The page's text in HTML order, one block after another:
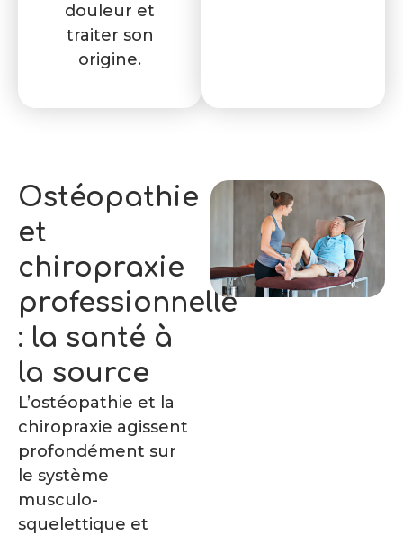
douleur et
traiter son
origine.
Ostéopathie
et
chiropraxie
professionnelle
: la santé à
la source
L’ostéopathie et la
chiropraxie agissent
profondément sur
le système
musculo-
squelettique et